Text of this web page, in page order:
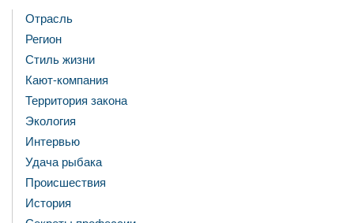
Отрасль
Регион
Стиль жизни
Кают-компания
Территория закона
Экология
Интервью
Удача рыбака
Происшествия
История